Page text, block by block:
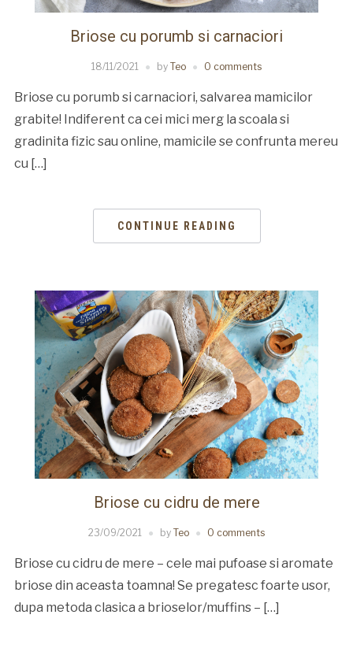
Briose cu porumb si carnaciori
18/11/2021 by Teo 0 comments
Briose cu porumb si carnaciori, salvarea mamicilor
grabite! Indiferent ca cei mici merg la scoala si
gradinita fizic sau online, mamicile se confrunta mereu
cu […]
CONTINUE READING
Briose cu cidru de mere
23/09/2021 by Teo 0 comments
Briose cu cidru de mere – cele mai pufoase si aromate
briose din aceasta toamna! Se pregatesc foarte usor,
dupa metoda clasica a brioselor/muffins – […]